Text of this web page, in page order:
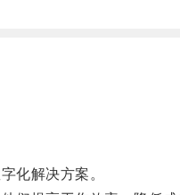
化解决方案。